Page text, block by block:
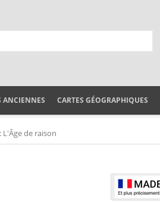
ANCIENNES CARTES GÉOGRAPHIQUES
de raison